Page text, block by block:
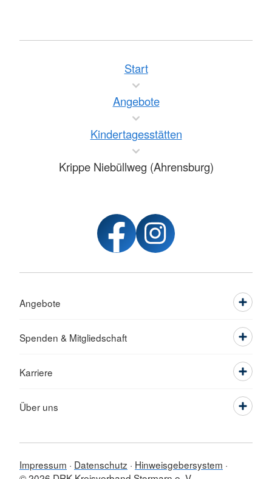
Start
Angebote
Kindertagesstätten
Krippe Niebüllweg (Ahrensburg)
Angebote
Spenden & Mitgliedschaft
Karriere
Über uns
Impressum Datenschutz
Hinweisgebersystem